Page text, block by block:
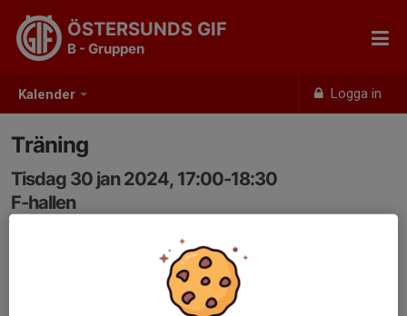
Kalender Logga in
ÖSTERSUNDS GIF
B - Gruppen
Träning
Tisdag 30 jan 2024, 17:00-18:30
F-hallen